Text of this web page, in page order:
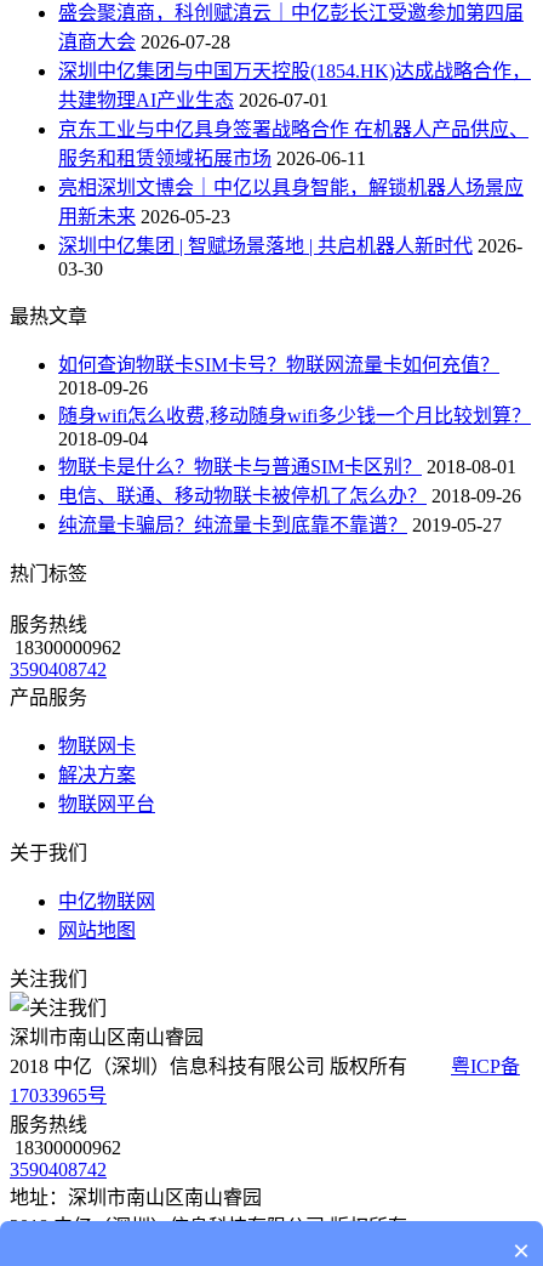
盛会聚滇商，科创赋滇云｜中亿彭长江受邀参加第四届
滇商大会 2026-07-28
深圳中亿集团与中国万天控股(1854.HK)达成战略合作，
共建物理AI产业生态 2026-07-01
京东工业与中亿具身签署战略合作 在机器人产品供应、
服务和租赁领域拓展市场 2026-06-11
亮相深圳文博会｜中亿以具身智能，解锁机器人场景应
用新未来 2026-05-23
深圳中亿集团 | 智赋场景落地 | 共启机器人新时代 2026-
03-30
最热文章
如何查询物联卡SIM卡号？物联网流量卡如何充值？
2018-09-26
随身wifi怎么收费,移动随身wifi多少钱一个月比较划算？
2018-09-04
物联卡是什么？物联卡与普通SIM卡区别？
2018-08-01
电信、联通、移动物联卡被停机了怎么办？
2018-09-26
纯流量卡骗局？纯流量卡到底靠不靠谱？
2019-05-27
热门标签
服务热线
18300000962
3590408742
产品服务
物联网卡
解决方案
物联网平台
关于我们
中亿物联网
网站地图
关注我们
深圳市南山区南山睿园
2018 中亿（深圳）信息科技有限公司 版权所有 粤ICP备
17033965号
服务热线
18300000962
3590408742
地址：深圳市南山区南山睿园
2018 中亿（深圳）信息科技有限公司 版权所有
×